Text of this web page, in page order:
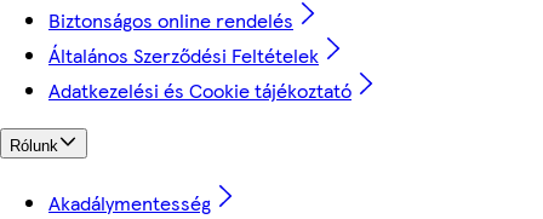
Biztonságos online rendelés
Általános Szerződési Feltételek
Adatkezelési és Cookie tájékoztató
Rólunk
Akadálymentesség